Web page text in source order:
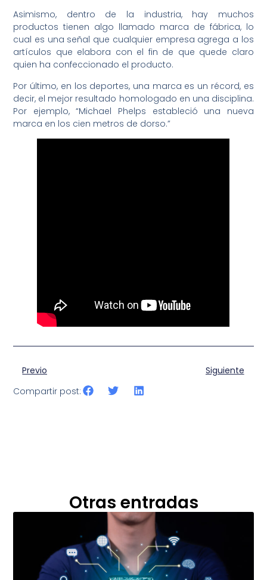
Asimismo, dentro de la industria, hay muchos
productos tienen algo llamado marca de fábrica, lo
cual es una señal que cualquier empresa agrega a los
artículos que elabora con el fin de que quede claro
quien ha confeccionado el producto.
Por último, en los deportes, una marca es un récord, es
decir, el mejor resultado homologado en una disciplina.
Por ejemplo, “Michael Phelps estableció una nueva
marca en los cien metros de dorso.”
Previo
Siguiente
Compartir post:
Otras entradas